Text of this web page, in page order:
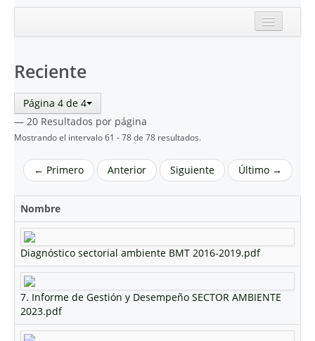
Reciente
Reciente
Página 4 de 4
— 20 Resultados por página
Mostrando el intervalo 61 - 78 de 78 resultados.
← Primero Anterior Siguiente Último →
Nombre
Diagnóstico sectorial ambiente BMT 2016-2019.pdf
7. Informe de Gestión y Desempeño SECTOR AMBIENTE
2023.pdf